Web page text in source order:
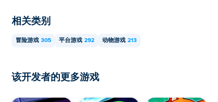
相关类别
冒险游戏 305 平台游戏 292 动物游戏 213
该开发者的更多游戏